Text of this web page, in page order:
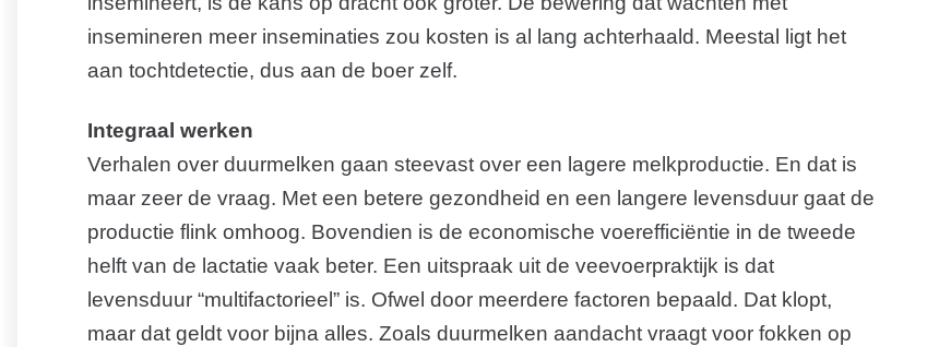
insemineren meer inseminaties zou kosten is al lang achterhaald. Meestal ligt het
aan tochtdetectie, dus aan de boer zelf.
Integraal werken
Verhalen over duurmelken gaan steevast over een lagere melkproductie. En dat is
maar zeer de vraag. Met een betere gezondheid en een langere levensduur gaat de
productie flink omhoog. Bovendien is de economische voerefficiëntie in de tweede
helft van de lactatie vaak beter. Een uitspraak uit de veevoerpraktijk is dat
levensduur “multifactorieel” is. Ofwel door meerdere factoren bepaald. Dat klopt,
maar dat geldt voor bijna alles. Zoals duurmelken aandacht vraagt voor fokken op